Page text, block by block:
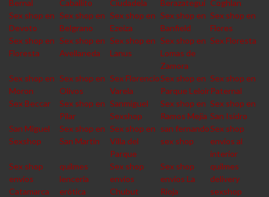
Bernal
Caballito
Ciudadela
Berazategui Coghlan
Sex shop en
Devoto
Sex shop en
Belgrano
Sex shop en
Ezeiza
Sex shop en
Banfield
Sex shop en
Flores
Sex shop en
Floresta
Sex shop en
Avellaneda
Sex shop en
Lanus
Sex shop en
Lomas de
Zamora
Sex Floresta
Sex shop en
Moron
Sex shop en
Olivos
Sex Florencio
Varela
Sex shop en
Parque Leloir
Sex shop en
Paternal
Sex Beccar
Sex shop en
Pilar
Sanmiguel
Sexshop
Sex shop en
Ramos Mejia
Sex shop en
San Isidro
San Miguel
Sexshop
Sex shop en
San Martin
Sex shop en
Villa del
Parque
san fernando
sex shop
Sex shop
envios al
interior
Sex shop
envios
Catamarca
quilmes
lencería
erótica
Sex shop
envios
Chubut
Sex shop
envios La
Rioja
quilmes
delivery
sexshop